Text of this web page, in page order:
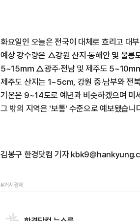
화요일인 오늘은 전국이 대체로 흐리고 대
예상 강수량은 △강원 산지·동해안 및 울
5~15㎜ △광주·전남 및 제주도 5~10
제주도 산지는 1~5㎝, 강원 중·남부와 전
기온은 9~14도로 예년과 비슷하겠으며 미
그 밖의 지역은 '보통' 수준으로 예보됐습니
김봉구 한경닷컴 기자
#거시경제